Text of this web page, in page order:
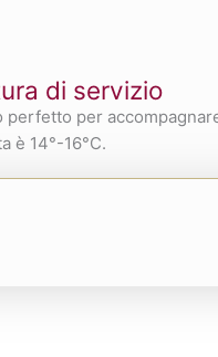
di servizio
perfetto per
è 14°-16°C.